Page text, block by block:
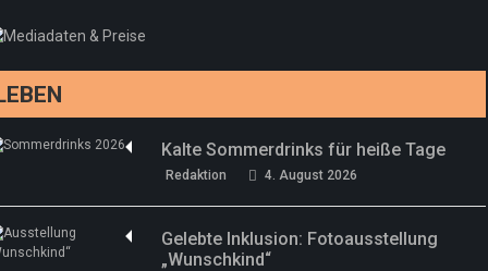
drei neue Specials zur Fußball-WM
Kalte Sommerdrinks für heiße Tage
Redaktion 4. August 2026
Gelebte Inklusion: Fotoausstellung
„Wunschkind“